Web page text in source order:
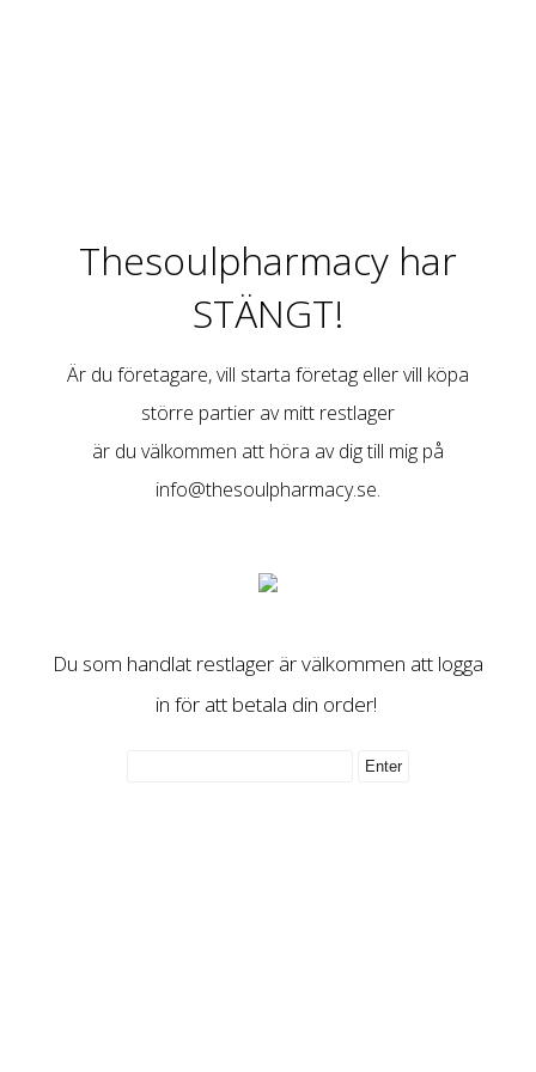
Thesoulpharmacy har
STÄNGT!
Är du företagare, vill starta företag eller vill köpa
större partier av mitt restlager
är du välkommen att höra av dig till mig på
info@thesoulpharmacy.se.
Du som handlat restlager är välkommen att logga
in för att betala din order!